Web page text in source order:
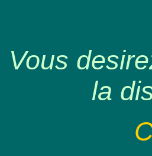
Vous
la